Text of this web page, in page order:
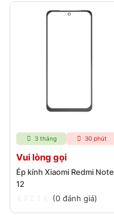
3 tháng 30 phút
Vui lòng gọi
Ép kính Xiaomi Redmi Note
12
(0 đánh giá)